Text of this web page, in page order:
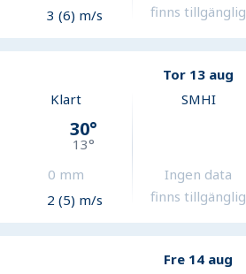
3 (6) m/s
finns tillgänglig
Tor 13 aug
Klart
30°
13°
0 mm
2 (5) m/s
SMHI
Ingen data
finns tillgänglig
Fre 14 aug